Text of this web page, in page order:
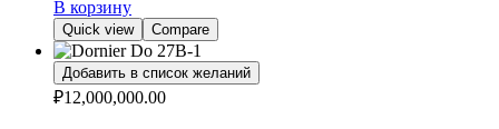
В корзину
Quick view Compare
Добавить в список желаний
₽12,000,000.00